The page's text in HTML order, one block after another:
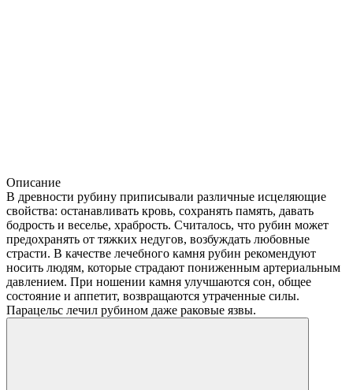
Описание
В древности рубину приписывали различные исцеляющие
свойства: останавливать кровь, сохранять память, давать
бодрость и веселье, храбрость. Считалось, что рубин может
предохранять от тяжких недугов, возбуждать любовные
страсти. В качестве лечебного камня рубин рекомендуют
носить людям, которые страдают пониженным артериальным
давлением. При ношении камня улучшаются сон, общее
состояние и аппетит, возвращаются утраченные силы.
Парацельс лечил рубином даже раковые язвы.